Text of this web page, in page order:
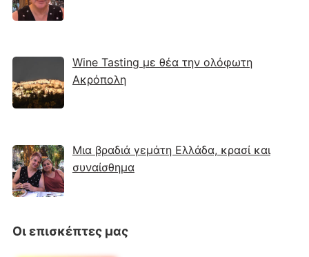
Wine Tasting με θέα την ολόφωτη
Ακρόπολη
Μια βραδιά γεμάτη Ελλάδα, κρασί και
συναίσθημα
Οι επισκέπτες μας